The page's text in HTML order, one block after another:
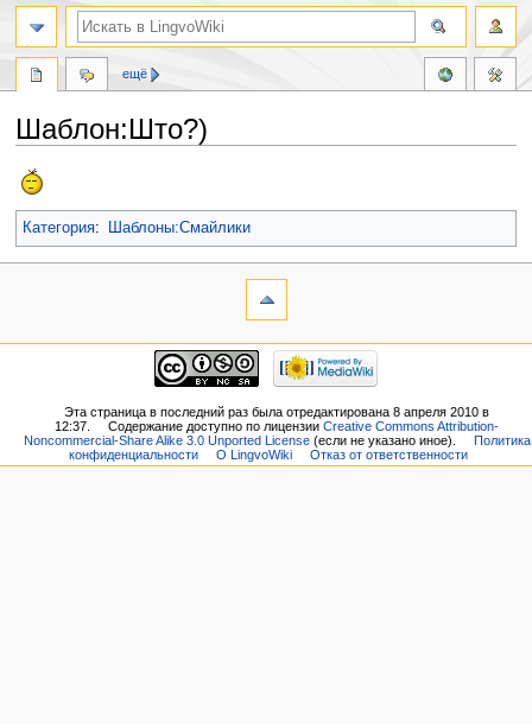
Шаблон:Што?)
Перейти
навигации
Перейти
поиску
Категория: Шаблоны:Смайлики
ещё
Эта страница в последний раз была отредактирована 8 апреля 2010 в
12:37.
Содержание доступно по лицензииCreative Commons Attribution-
Noncommercial-Share Alike 3.0 Unported License(если не указано иное).
Политика
конфиденциальности
О LingvoWiki Отказ от ответственности